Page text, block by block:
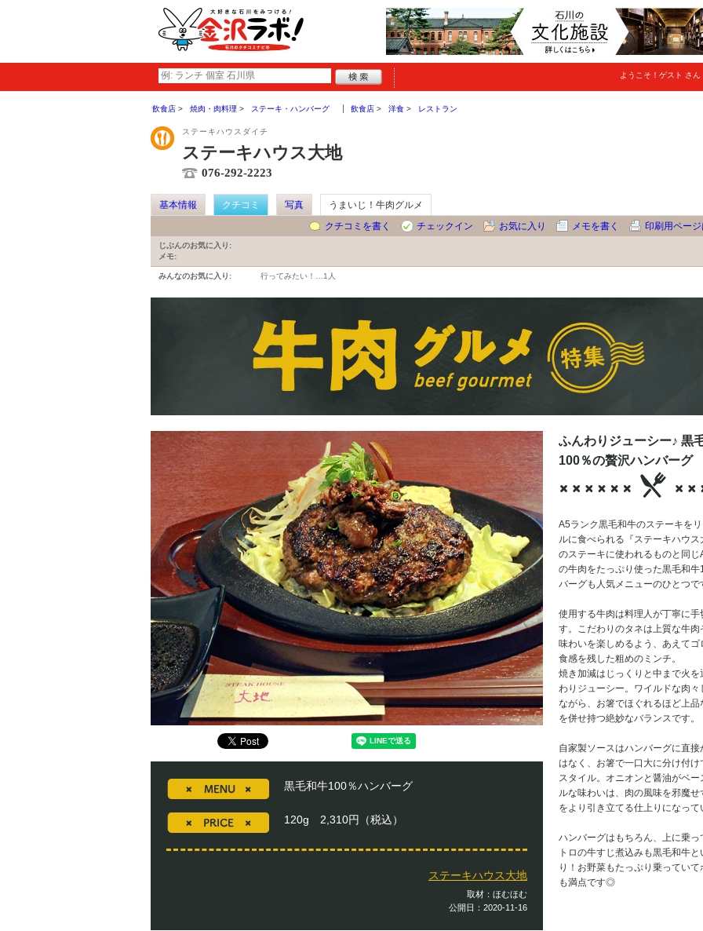
ようこそ！ ゲスト さん
飲食店 焼肉・肉料理 ステーキ・ハンバーグ 飲食店 洋食 レストラン
ステーキハウスダイチ
ステーキハウス大地
076-292-2223
基本情報 クチコミ 写真
うまいじ！牛肉グルメ
クチコミを書く
チェックイン お気に入り メモを書く 印刷用ページ
じぶんのお気に入り:
メモ:
みんなのお気に入り: 行ってみたい！… 1人
ふんわりジューシー♪ 黒
100％の贅沢ハンバーグ
A5ランク黒毛和牛のステーキを
ルに食べられる『ステーキハウス
のステーキに使われるものと同じ
の牛肉をたっぷり使った黒毛和牛
バーグも人気メニューのひとつで
使用する牛肉は料理人が丁寧に手
す。こだわりのタネは上質な牛肉
味わいを楽しめるよう、あえてゴ
食感を残した粗めのミンチ。
焼き加減はじっくりと中まで火を
わりジューシー。ワイルドな肉々
ながら、お箸でほぐれるほど上品
を併せ持つ絶妙なバランスです。
自家製ソースはハンバーグに直接
はなく、お箸で一口大に分け付け
スタイル。オニオンと醤油がベー
ルな味わいは、肉の風味を邪魔せ
をより引き立てる仕上りになって
ハンバーグはもちろん、上に乗っ
トロの牛すじ煮込みも黒毛和牛
り！お野菜もたっぷり乗っていて
も満点です◎
黒毛和牛100％ハンバーグ
120g 2,310円（税込）
ステーキハウス大地
取材：ほむほむ
公開日：2020-11-16